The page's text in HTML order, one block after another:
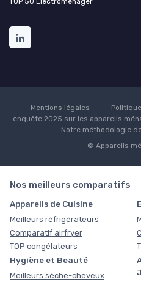
Mentions légales
enquête 2025 sur les appareils
Notre méthodologie
© Appareils
Nos meilleurs comparatifs
Appareils de Cuisine
Meilleurs réfrigérateurs
Comparatif airfryer
TOP congélateurs
Hygiène et Beauté
Meilleurs sèche-cheveux